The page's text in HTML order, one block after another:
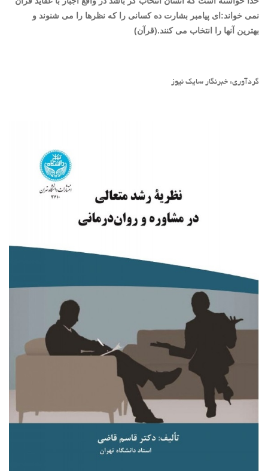
نمی خواند:ای پیامبر بشارت ده کسانی را که نظرها را می شنوند و
بهترین آنها را انتخاب می کنند.(قرآن)
گردآوری: خبرنگار سایک نیوز